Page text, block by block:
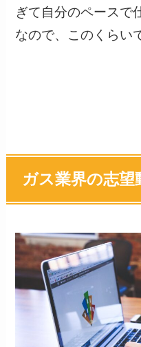
ぎて自分のペースで
なので、このくらい
ガス業界の志望